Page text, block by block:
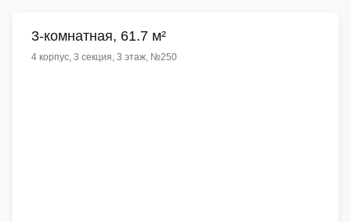
3-комнатная, 61.7 м²
4 корпус, 3 секция, 3 этаж, №250